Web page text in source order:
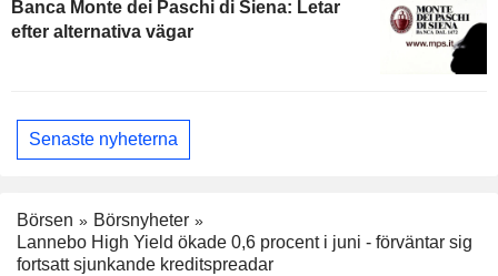
Banca Monte dei Paschi di Siena: Letar
efter alternativa vägar
Senaste nyheterna
Börsen
Börsnyheter
Lannebo High Yield ökade 0,6 procent i juni - förväntar sig
fortsatt sjunkande kreditspreadar